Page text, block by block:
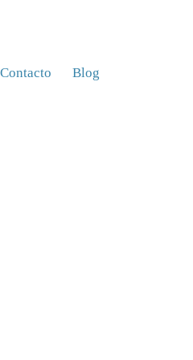
Contacto Blog